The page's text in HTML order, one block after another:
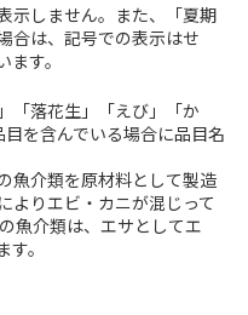
示しません。また、「夏期
合は、記号での表示はせ
す。
「落花生」「えび」「か
を含んでいる場合に品目名
魚介類を原材料として製造
よりエビ・カニが混じって
魚介類は、エサとしてエ
。